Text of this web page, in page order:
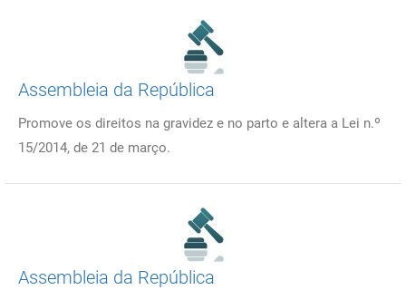
Assembleia da República
Promove os direitos na gravidez e no parto e altera a Lei n.º
15/2014, de 21 de março.
Assembleia da República